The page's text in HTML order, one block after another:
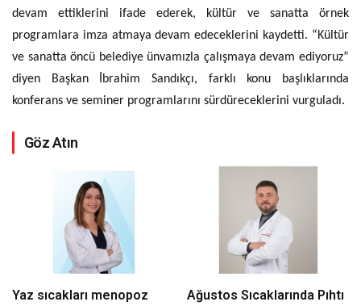
devam ettiklerini ifade ederek, kültür ve sanatta örnek
programlara imza atmaya devam edeceklerini kaydetti. “Kültür
ve sanatta öncü belediye ünvamızla çalışmaya devam ediyoruz”
diyen Başkan İbrahim Sandıkçı, farklı konu başlıklarında
konferans ve seminer programlarını sürdüreceklerini vurguladı.
Göz Atın
Yaz sıcakları menopoz
Ağustos Sıcaklarında Pıhtı